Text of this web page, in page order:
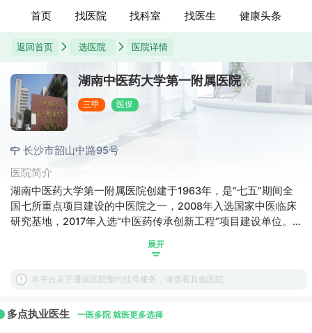
首页 找医院 找科室 找医生 健康头条
返回首页 选医院 医院详情
湖南中医药大学第一附属医院
三甲 医保
长沙市韶山中路95号
医院简介
湖南中医药大学第一附属医院创建于1963年，是“七五”期间全
国七所重点项目建设的中医院之一，2008年入选国家中医临床
研究基地，2017年入选“中医药传承创新工程”项目建设单位。
为一所中医特色突出、综合功能完善、名老中医荟萃，重点专
型中医医院，成为湖南省首家三级甲等中医医院、湖南省中医
能力建设已跻身全国中医医院先进水平。
展开
本平台未开通该医院预约挂号服务，请查看其他医院
多点执业医生 一医多院 就医更多选择